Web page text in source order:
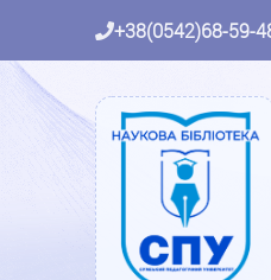
+38(0542)68-59-